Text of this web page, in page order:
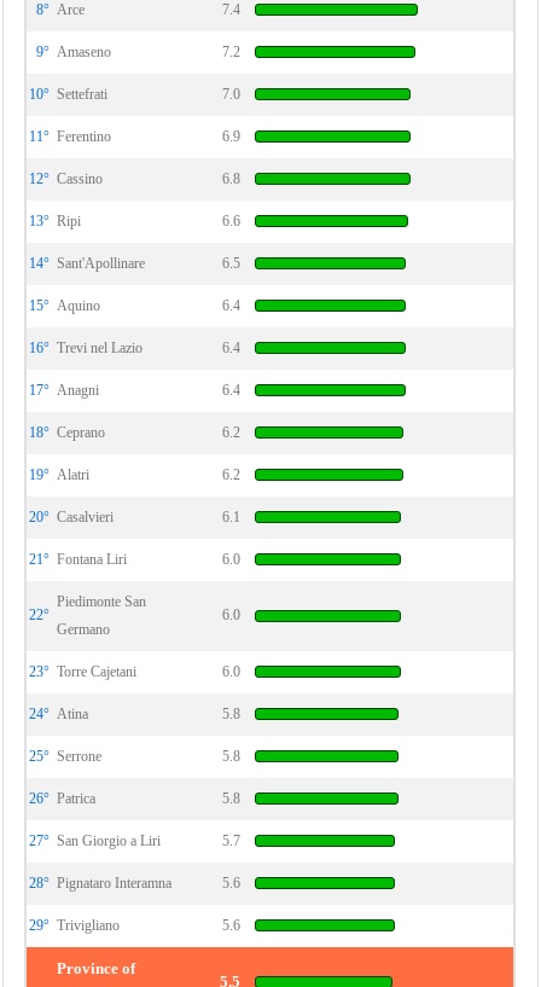
8° Arce 7.4
9° Amaseno 7.2
10° Settefrati 7.0
11° Ferentino 6.9
12° Cassino 6.8
13° Ripi 6.6
14° Sant'Apollinare 6.5
15° Aquino 6.4
16° Trevi nel Lazio 6.4
17° Anagni 6.4
18° Ceprano 6.2
19° Alatri 6.2
20° Casalvieri 6.1
21° Fontana Liri 6.0
22°
Piedimonte San
Germano
6.0
23° Torre Cajetani 6.0
24° Atina 5.8
25° Serrone 5.8
26° Patrica 5.8
27° San Giorgio a Liri 5.7
28° Pignataro Interamna 5.6
29° Trivigliano 5.6
Province of
5.5